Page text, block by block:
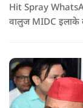
Hit Spray
वालुज MIDC इलाके
को लेकर दिपके की